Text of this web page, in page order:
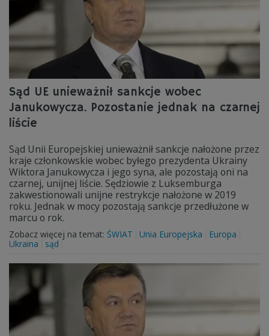
Sąd UE unieważnił sankcje wobec
Janukowycza. Pozostanie jednak na czarnej
liście
Sąd Unii Europejskiej unieważnił sankcje nałożone przez
kraje członkowskie wobec byłego prezydenta Ukrainy
Wiktora Janukowycza i jego syna, ale pozostają oni na
czarnej, unijnej liście. Sędziowie z Luksemburga
zakwestionowali unijne restrykcje nałożone w 2019
roku. Jednak w mocy pozostają sankcje przedłużone w
marcu o rok.
Zobacz więcej na temat: ŚWIAT Unia Europejska
Europa
Ukraina
sąd